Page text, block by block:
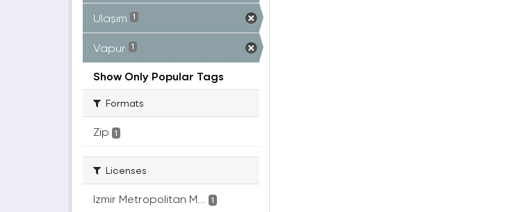
Ulaşım 1
Vapur 1
Show Only Popular Tags
Formats
Zip 1
Licenses
Izmir Metropolitan M... 1